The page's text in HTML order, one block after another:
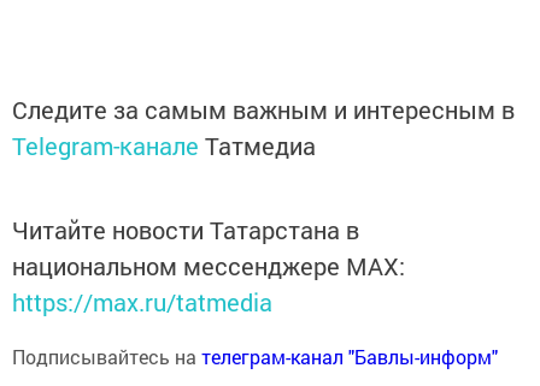
Следите за самым важным и интересным в
Telegram-канале Татмедиа
Читайте новости Татарстана в
национальном мессенджере MАХ:
https://max.ru/tatmedia
Подписывайтесь на телеграм-канал "Бавлы-информ"